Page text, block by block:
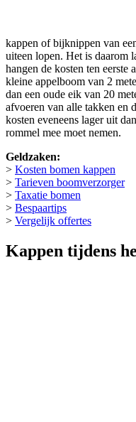
kappen of bijknippen van
uiteen lopen. Het is daarom
hangen de kosten ten eerste
kleine appelboom van 2
dan een oude eik van 20
afvoeren van alle takken en
kosten eveneens lager uit
rommel mee moet nemen.
Geldzaken:
> Kosten bomen kappen
> Tarieven boomverzorger
> Taxatie bomen
> Bespaartips
> Vergelijk offertes
Kappen tijdens